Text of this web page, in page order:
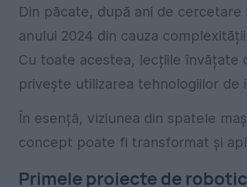
Din păcate, după ani de
anului 2024 din cauza
Cu toate acestea, lecțiile învățate
privește utilizarea tehnologiilor
În esență, viziunea din spatele
concept poate fi transformat și
Primele proiecte de